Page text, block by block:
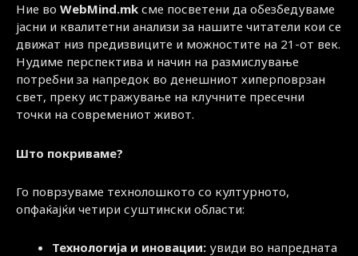
Ние во WebMind.mk сме посветени да обезбедуваме
јасни и квалитетни анализи за нашите читатели кои се
движат низ предизвиците и можностите на 21-от век.
Нудиме перспектива и начин на размислување
потребни за напредок во денешниот хиперповрзан
свет, преку истражување на клучните пресечни
точки на современиот живот.
Што покриваме?
Го поврзуваме технолошкото со културното,
опфаќајќи четири суштински области:
Технологија и иновации: увиди во напредната